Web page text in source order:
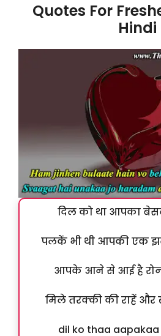
Quotes For
Hindi
दिल को था आपका
पलकें भी थी आपकी एक
आपके आने से आई है
मिले तरक्की की राहें और
dil ko thaa